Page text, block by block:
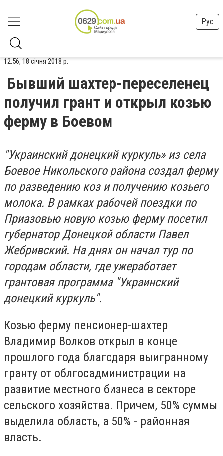
Рус
12:56, 18 січня 2018 р.
Бывший шахтер-переселенец
получил грант и открыл козью
ферму в Боевом
"Украинский донецкий куркуль» из села
Боевое Никольского района создал ферму
по разведению коз и получению козьего
молока. В рамках рабочей поездки по
Приазовью новую козью ферму посетил
губернатор Донецкой области Павел
Жебривский. На днях он начал тур по
городам области, где ужеработает
грантовая программа "Украинский
донецкий куркуль".
Козью ферму пенсионер-шахтер
Владимир Волков открыл в конце
прошлого года благодаря выигранному
гранту от облгосадминистрации на
развитие местного бизнеса в секторе
сельского хозяйства. Причем, 50% суммы
выделила область, а 50% - районная
власть.